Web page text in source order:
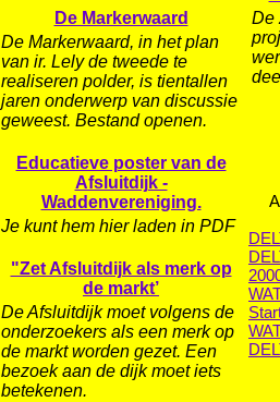
De Markerwaard
De Markerwaard, in het plan
van ir. Lely de tweede te
realiseren polder, is tientallen
jaren onderwerp van discussie
geweest. Bestand openen.
Educatieve poster van de
Afsluitdijk -
Waddenvereniging.
Je kunt hem hier laden in PDF
"Zet Afsluitdijk als merk op
de markt’
De Afsluitdijk moet volgens de
onderzoekers als een merk op
de markt worden gezet. Een
bezoek aan de dijk moet iets
betekenen.
De